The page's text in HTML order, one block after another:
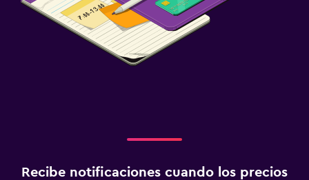
Recibe notificaciones cuando los precios